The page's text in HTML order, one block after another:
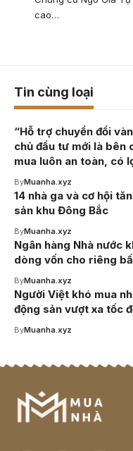
cao…
Tin cùng loại
“Hỗ trợ chuyển đổi
chủ đầu tư mới là bên
mua luôn an toàn, có
ByMuanha.xyz
14 nhà ga và cơ hội
sản khu Đông Bắc
ByMuanha.xyz
Ngân hàng Nhà nước
dòng vốn cho riêng
ByMuanha.xyz
Người Việt khó mua
động sản vượt xa tốc
ByMuanha.xyz